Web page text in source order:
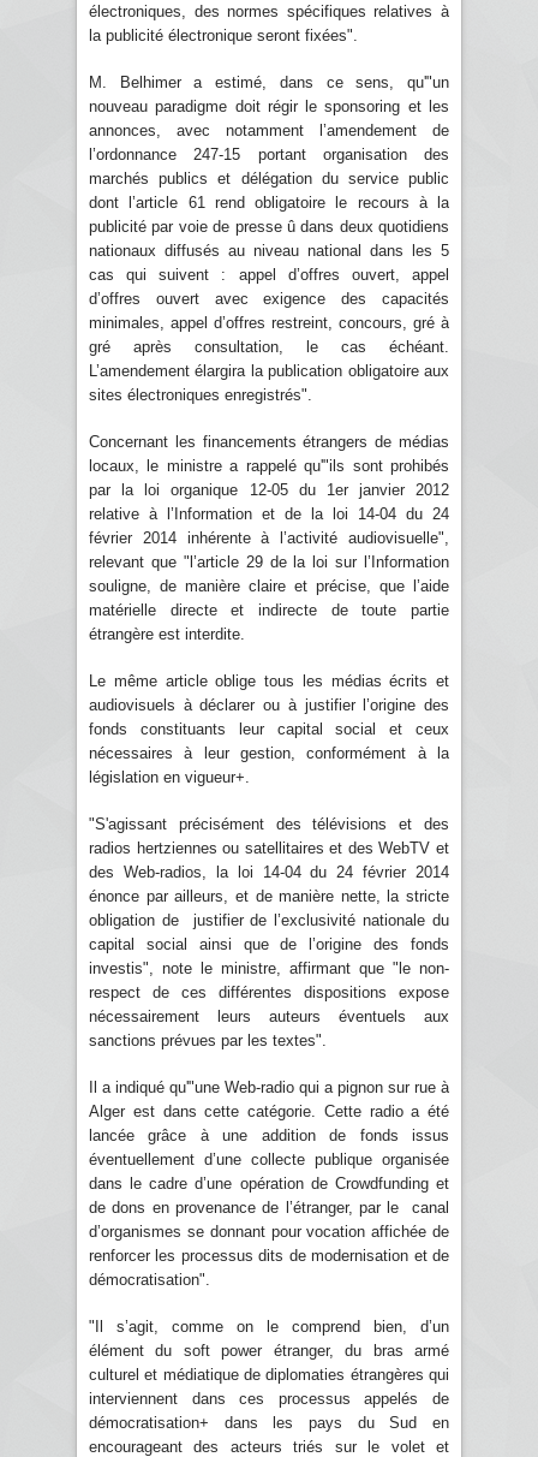
électroniques, des normes spécifiques relatives à
la publicité électronique seront fixées".
M. Belhimer a estimé, dans ce sens, qu'"un
nouveau paradigme doit régir le sponsoring et les
annonces, avec notamment l’amendement de
l’ordonnance 247-15 portant organisation des
marchés publics et délégation du service public
dont l’article 61 rend obligatoire le recours à la
publicité par voie de presse û dans deux quotidiens
nationaux diffusés au niveau national dans les 5
cas qui suivent : appel d’offres ouvert, appel
d’offres ouvert avec exigence des capacités
minimales, appel d’offres restreint, concours, gré à
gré après consultation, le cas échéant.
L’amendement élargira la publication obligatoire aux
sites électroniques enregistrés".
Concernant les financements étrangers de médias
locaux, le ministre a rappelé qu'"ils sont prohibés
par la loi organique 12-05 du 1er janvier 2012
relative à l’Information et de la loi 14-04 du 24
février 2014 inhérente à l’activité audiovisuelle",
relevant que "l’article 29 de la loi sur l’Information
souligne, de manière claire et précise, que l’aide
matérielle directe et indirecte de toute partie
étrangère est interdite.
Le même article oblige tous les médias écrits et
audiovisuels à déclarer ou à justifier l’origine des
fonds constituants leur capital social et ceux
nécessaires à leur gestion, conformément à la
législation en vigueur+.
"S'agissant précisément des télévisions et des
radios hertziennes ou satellitaires et des WebTV et
des Web-radios, la loi 14-04 du 24 février 2014
énonce par ailleurs, et de manière nette, la stricte
obligation de justifier de l’exclusivité nationale du
capital social ainsi que de l’origine des fonds
investis", note le ministre, affirmant que "le non-
respect de ces différentes dispositions expose
nécessairement leurs auteurs éventuels aux
sanctions prévues par les textes".
Il a indiqué qu'"une Web-radio qui a pignon sur rue à
Alger est dans cette catégorie. Cette radio a été
lancée grâce à une addition de fonds issus
éventuellement d’une collecte publique organisée
dans le cadre d’une opération de Crowdfunding et
de dons en provenance de l’étranger, par le canal
d’organismes se donnant pour vocation affichée de
renforcer les processus dits de modernisation et de
démocratisation".
"Il s’agit, comme on le comprend bien, d’un
élément du soft power étranger, du bras armé
culturel et médiatique de diplomaties étrangères qui
interviennent dans ces processus appelés de
démocratisation+ dans les pays du Sud en
encourageant des acteurs triés sur le volet et